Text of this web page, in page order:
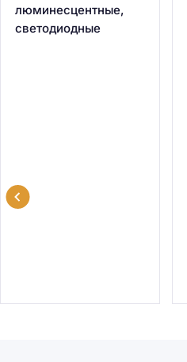
люминесцентные,
светодиодные